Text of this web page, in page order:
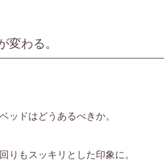
変わる。
ッドはどうあるべきか。
りもスッキリとした印象に。